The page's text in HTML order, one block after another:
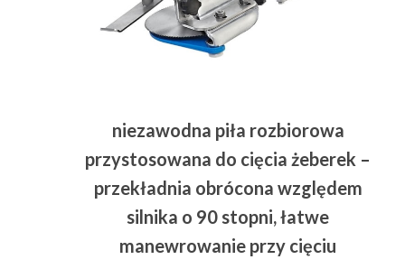
niezawodna piła rozbiorowa
przystosowana do cięcia żeberek –
przekładnia obrócona względem
silnika o 90 stopni, łatwe
manewrowanie przy cięciu